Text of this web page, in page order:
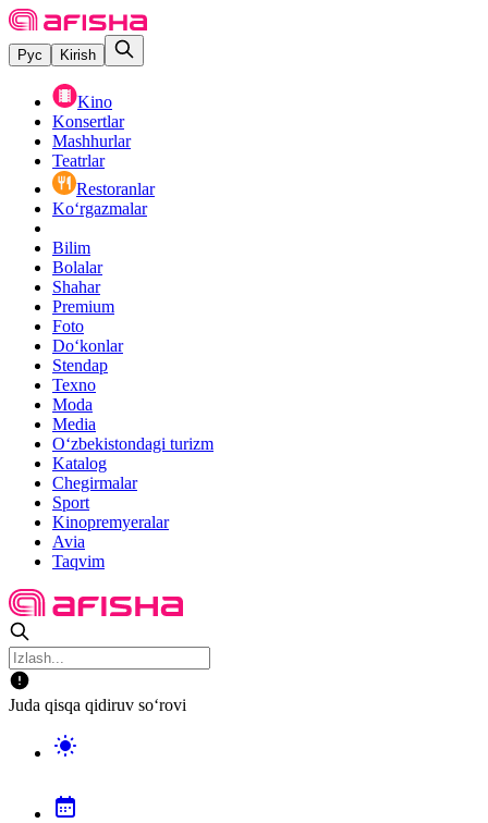
Рус Kirish
Kino
Konsertlar
Mashhurlar
Teatrlar
Restoranlar
Ko‘rgazmalar
Bilim
Bolalar
Shahar
Premium
Foto
Do‘konlar
Stendap
Texno
Moda
Media
O‘zbekistondagi turizm
Katalog
Chegirmalar
Sport
Kinopremyeralar
Avia
Taqvim
Juda qisqa qidiruv so‘rovi